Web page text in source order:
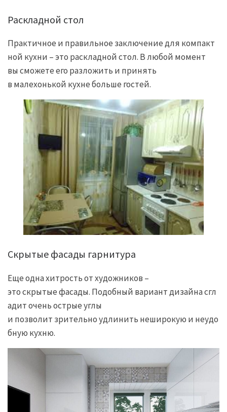
Раскладной стол
Практичное и правильное заключение для компакт
ной кухни – это раскладной стол. В любой момент
вы сможете его разложить и принять
в малехонькой кухне больше гостей.
Скрытые фасады гарнитура
Еще одна хитрость от художников –
это скрытые фасады. Подобный вариант дизайна сгл
адит очень острые углы
и позволит зрительно удлинить неширокую и неудо
бную кухню.